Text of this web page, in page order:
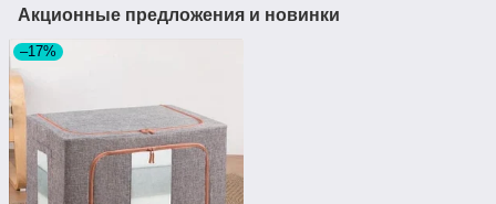
Акционные предложения и новинки
–17%